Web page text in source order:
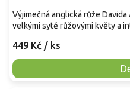
449 Kč / ks
Výjimečná anglická růže
velkými sytě růžovými květy a